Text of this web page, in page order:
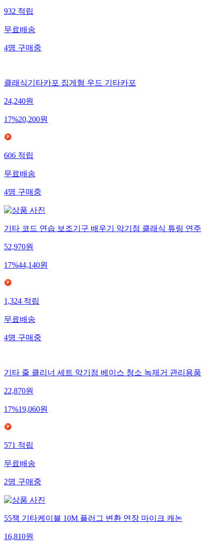
932적립
무료배송
4명구매중
클래식기타카포 집게형 우드 기타카포
24,240원
17%20,200원
606적립
무료배송
4명구매중
기타 코드 연습 보조기구 배우기 악기점 클래식 튜링 연주
52,970원
17%44,140원
1,324적립
무료배송
4명구매중
기타 줄 클리너 세트 악기점 베이스 청소 녹제거 관리용품
22,870원
17%19,060원
571적립
무료배송
2명구매중
55잭 기타케이블 10M 플러그 변환 연장 마이크 캐논
16,810원